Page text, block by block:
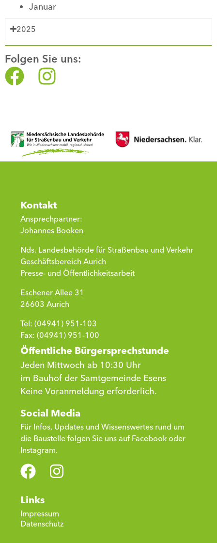
Januar
2025
Folgen Sie uns:
Kontakt
Ansprechpartner:
Johannes Booken
Nds. Landesbehörde für Straßenbau und Verkehr
Geschäftsbereich Aurich
Presse- und Öffentlichkeitsarbeit
Eschener Allee 31
26603 Aurich
Tel: (04941) 951-103
Fax: (04941) 951-100
Öffentliche Bürgersprechstunde
Jeden Mittwoch ab 10:30 Uhr
im Bauhof der Samtgemeinde Esens
Keine Voranmeldung erforderlich.
Social Media
Für Infos, Updates und Wissenswertes rund um
die Baustelle folgen Sie uns auf Facebook oder
Instagram.
Links
Impressum
Datenschutz